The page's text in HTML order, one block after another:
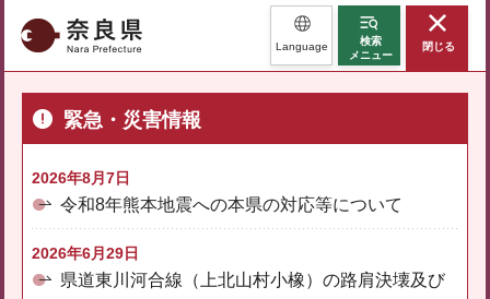
奈良県 Language
検索
メニュー
閉じる
緊急・災害情報
2026年8月7日
令和8年熊本地震への本県の対応等について
2026年6月29日
県道東川河合線（上北山村小橡）の路肩決壊及び